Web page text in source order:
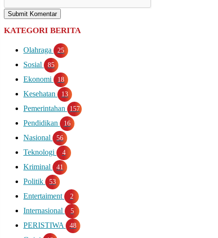
Submit Komentar
KATEGORI BERITA
Olahraga 25
Sosial 85
Ekonomi 18
Kesehatan 13
Pemerintahan 157
Pendidikan 16
Nasional 56
Teknologi 4
Kriminal 41
Politik 53
Entertaiment 2
Internasional 5
PERISTIWA 48